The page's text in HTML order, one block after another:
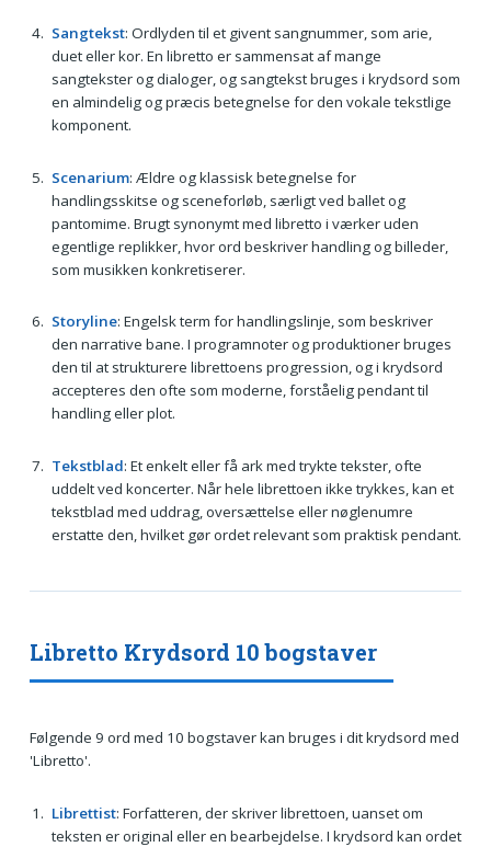
Sangtekst: Ordlyden til et givent sangnummer, som arie,
duet eller kor. En libretto er sammensat af mange
sangtekster og dialoger, og sangtekst bruges i krydsord som
en almindelig og præcis betegnelse for den vokale tekstlige
komponent.
Scenarium: Ældre og klassisk betegnelse for
handlingsskitse og sceneforløb, særligt ved ballet og
pantomime. Brugt synonymt med libretto i værker uden
egentlige replikker, hvor ord beskriver handling og billeder,
som musikken konkretiserer.
Storyline: Engelsk term for handlingslinje, som beskriver
den narrative bane. I programnoter og produktioner bruges
den til at strukturere librettoens progression, og i krydsord
accepteres den ofte som moderne, forståelig pendant til
handling eller plot.
Tekstblad: Et enkelt eller få ark med trykte tekster, ofte
uddelt ved koncerter. Når hele librettoen ikke trykkes, kan et
tekstblad med uddrag, oversættelse eller nøglenumre
erstatte den, hvilket gør ordet relevant som praktisk pendant.
Libretto Krydsord 10 bogstaver
Følgende 9 ord med 10 bogstaver kan bruges i dit krydsord med
'Libretto'.
Librettist: Forfatteren, der skriver librettoen, uanset om
teksten er original eller en bearbejdelse. I krydsord kan ordet